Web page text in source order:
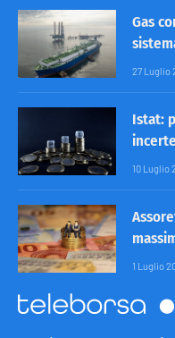
Gas
27 Luglio
Istat:
10 Luglio
1 Luglio